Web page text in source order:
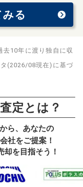
みる
去10年に渡り独自に収
(2026/08現在)に基づ
定とは？
ら、あなたの
社をご提案！
却を目指そう！